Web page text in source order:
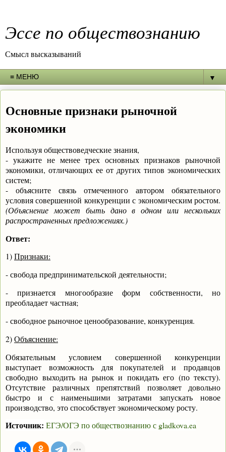
Эссе по обществознанию
Смысл высказываний
▼
Основные признаки рыночной
экономики
Используя обществоведческие знания,
- укажите не менее трех основных признаков рыночной
экономики, отличающих ее от других типов экономических
систем;
- объясните связь отмеченного автором обязательного
условия совершенной конкуренции с экономическим ростом.
(Объяснение может быть дано в одном или нескольких
распространенных предложениях.)
Ответ:
1)Признаки:
- свобода предпринимательской деятельности;
- признается многообразие форм собственности, но
преобладает частная;
- свободное рыночное ценообразование, конкуренция.
2)Объяснение:
Обязательным условием совершенной конкуренции
выступает возможность для покупателей и продавцов
свободно выходить на рынок и покидать его (по тексту).
Отсутствие различных препятствий позволяет довольно
быстро и с наименьшими затратами запускать новое
производство, это способствует экономическому росту.
Источник: ЕГЭ/ОГЭ по обществознанию с gladkova.ea